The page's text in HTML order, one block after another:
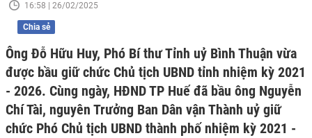
16:58 | 26/02/2025
Chia sẻ
Ông Đỗ Hữu Huy, Phó Bí thư Tỉnh uỷ Bình Thuận vừa
được bầu giữ chức Chủ tịch UBND tỉnh nhiệm kỳ 2021
- 2026. Cùng ngày, HĐND TP Huế đã bầu ông Nguyễn
Chí Tài, nguyên Trưởng Ban Dân vận Thành uỷ giữ
chức Phó Chủ tịch UBND thành phố nhiệm kỳ 2021 -